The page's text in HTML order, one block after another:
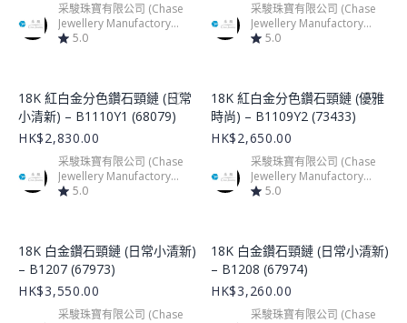
采駿珠寶有限公司 (Chase
Jewellery Manufactory
Limited)
5.0
采駿珠寶有限公司 (Chase
Jewellery Manufactory
Limited)
5.0
Product Image
18K 紅白金分色鑽石頸鏈 (日常
小清新) – B1110Y1 (68079)
HK$2,830.00
采駿珠寶有限公司 (Chase
Jewellery Manufactory
Limited)
5.0
Product Image
18K 紅白金分色鑽石頸鏈 (優雅
時尚) – B1109Y2 (73433)
HK$2,650.00
采駿珠寶有限公司 (Chase
Jewellery Manufactory
Limited)
5.0
Product Image
18K 白金鑽石頸鏈 (日常小清新)
– B1207 (67973)
HK$3,550.00
采駿珠寶有限公司 (Chase
Product Image
18K 白金鑽石頸鏈 (日常小清新)
– B1208 (67974)
HK$3,260.00
采駿珠寶有限公司 (Chase